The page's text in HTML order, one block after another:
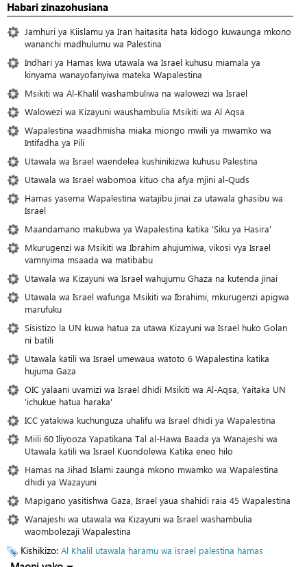
Habari zinazohusiana
Jamhuri ya Kiislamu ya Iran haitasita hata kidogo kuwaunga mkono
wananchi madhulumu wa Palestina
Indhari ya Hamas kwa utawala wa Israel kuhusu miamala ya
kinyama wanayofanyiwa mateka Wapalestina
Msikiti wa Al-Khalil washambuliwa na walowezi wa Israel
Walowezi wa Kizayuni waushambulia Msikiti wa Al Aqsa
Wapalestina waadhmisha miaka miongo mwili ya mwamko wa
Intifadha ya Pili
Utawala wa Israel waendelea kushinikizwa kuhusu Palestina
Utawala wa Israel wabomoa kituo cha afya mjini al-Quds
Hamas yasema Wapalestina watajibu jinai za utawala ghasibu wa
Israel
Maandamano makubwa ya Wapalestina katika 'Siku ya Hasira'
Mkurugenzi wa Msikiti wa Ibrahim ahujumiwa, vikosi vya Israel
vamnyima msaada wa matibabu
Utawala wa Kizayuni wa Israel wahujumu Ghaza na kutenda jinai
Utawala wa Israel wafunga Msikiti wa Ibrahimi, mkurugenzi apigwa
marufuku
Sisistizo la UN kuwa hatua za utawa Kizayuni wa Israel huko Golan
ni batili
Utawala katili wa Israel umewaua watoto 6 Wapalestina katika
hujuma Gaza
OIC yalaani uvamizi wa Israel dhidi Msikiti wa Al-Aqsa, Yaitaka UN
'ichukue hatua haraka'
ICC yatakiwa kuchunguza uhalifu wa Israel dhidi ya Wapalestina
Miili 60 Iliyooza Yapatikana Tal al-Hawa Baada ya Wanajeshi wa
Utawala katili wa Israel Kuondolewa Katika eneo hilo
Hamas na Jihad Islami zaunga mkono mwamko wa Wapalestina
dhidi ya Wazayuni
Mapigano yasitishwa Gaza, Israel yaua shahidi raia 45 Wapalestina
Wanajeshi wa utawala wa Kizayuni wa Israel washambulia
waombolezaji Wapalestina
Kishikizo: Al Khalil utawala haramu wa israel palestina hamas